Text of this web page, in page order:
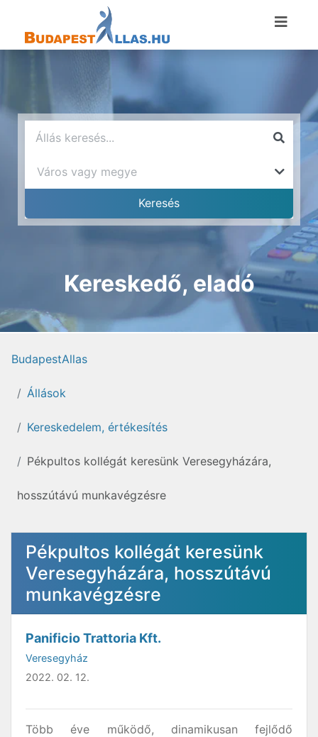
Kereskedő, eladó
BudapestAllas
Állások
Kereskedelem, értékesítés
Pékpultos kollégát keresünk Veresegyházára,
hosszútávú munkavégzésre
Pékpultos kollégát keresünk
Veresegyházára, hosszútávú
munkavégzésre
Panificio Trattoria Kft.
Veresegyház
2022. 02. 12.
Több éve működő, dinamikusan fejlődő